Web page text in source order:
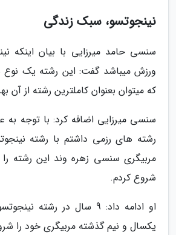
نینجوتسو، سبک زندگی
سنسی حامد میرزایی با بیان اینکه
ورزش میباشد گفت: این رشته یک
که میتوان بعنوان کاملترین رشته از آن
سنسی میرزایی اضافه کرد: با توجه به
رشته های رزمی داشتم با رشته
مربیگری سنسی زهره وند این رشته
شروع کردم.
او ادامه داد: 9 سال در رشته
یکسال و نیم گذشته مربیگری خود را